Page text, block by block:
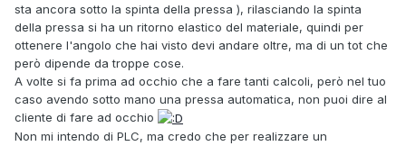
sta ancora sotto la spinta della pressa ), rilasciando la spinta
della pressa si ha un ritorno elastico del materiale, quindi per
ottenere l'angolo che hai visto devi andare oltre, ma di un tot che
però dipende da troppe cose.
A volte si fa prima ad occhio che a fare tanti calcoli, però nel tuo
caso avendo sotto mano una pressa automatica, non puoi dire al
cliente di fare ad occhio
Non mi intendo di PLC, ma credo che per realizzare un